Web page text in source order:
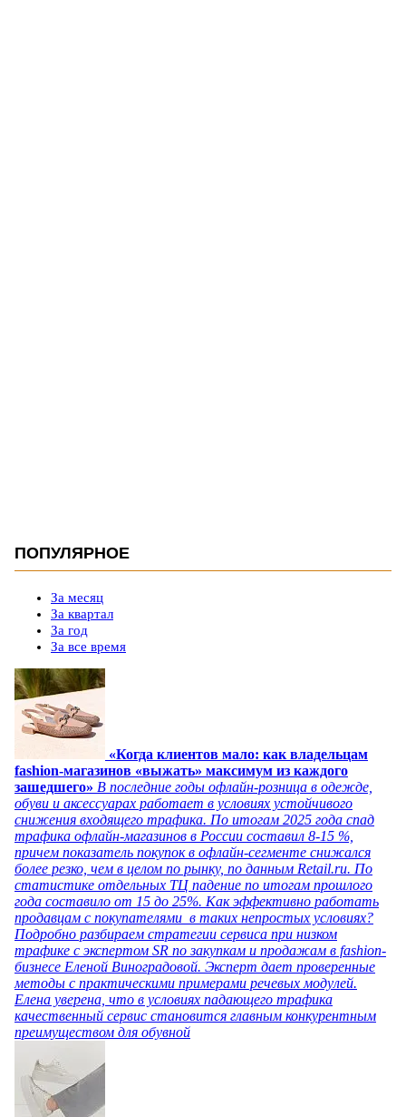
ПОПУЛЯРНОЕ
За месяц
За квартал
За год
За все время
«Когда клиентов мало: как владельцам
fashion-магазинов «выжать» максимум из каждого
зашедшего» В последние годы офлайн-розница в одежде,
обуви и аксессуарах работает в условиях устойчивого
снижения входящего трафика. По итогам 2025 года спад
трафика офлайн-магазинов в России составил 8-15 %,
причем показатель покупок в офлайн-сегменте снижался
более резко, чем в целом по рынку, по данным Retail.ru. По
статистике отдельных ТЦ падение по итогам прошлого
года составило от 15 до 25%. Как эффективно работать
продавцам с покупателями в таких непростых условиях?
Подробно разбираем стратегии сервиса при низком
трафике с экспертом SR по закупкам и продажам в fashion-
бизнесе Еленой Виноградовой. Эксперт дает проверенные
методы с практическими примерами речевых модулей.
Елена уверена, что в условиях падающего трафика
качественный сервис становится главным конкурентным
преимуществом для обувной